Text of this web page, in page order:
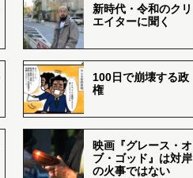
新時代・令和のクリ
エイターに聞く
100日で崩壊する政
権
映画『グレース・オ
ブ・ゴッド』は対岸
の火事ではない